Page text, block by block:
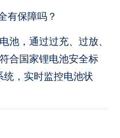
有保障吗？
池，通过过充、过放、
合国家锂电池安全标
统，实时监控电池状